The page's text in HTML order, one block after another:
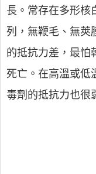
長。常存在多形核
列，無鞭毛、無莢
的抵抗力差，最怕
死亡。在高溫或低
毒劑的抵抗力也很